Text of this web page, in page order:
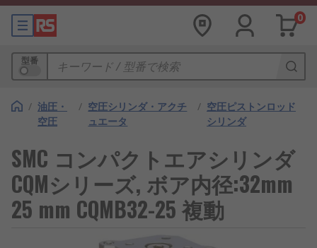
0
型番
/ 油圧・
空圧
/ 空圧シリンダ・アクチ
ュエータ
/ 空圧ピストンロッド
シリンダ
SMC コンパクトエアシリンダ
CQMシリーズ, ボア内径:32mm
25 mm CQMB32-25 複動